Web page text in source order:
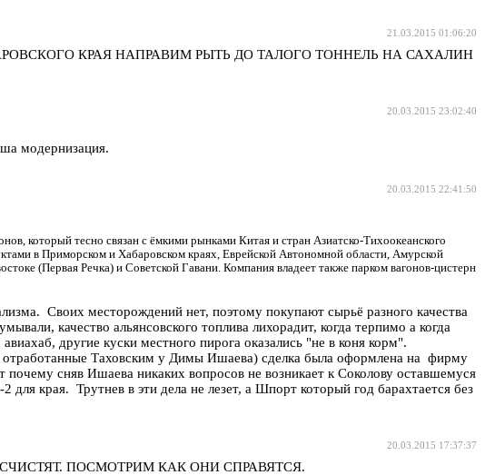
21.03.2015 01:06:20
КРАЯ НАПРАВИМ РЫТЬ ДО ТАЛОГО ТОННЕЛЬ НА САХАЛИН
20.03.2015 23:02:40
модернизация.
20.03.2015 22:41:50
который тесно связан с ёмкими рынками Китая и стран Азиатско-Тихоокеанского
в Приморском и Хабаровском краях, Еврейской Автономной области, Амурской
(Первая Речка) и Советской Гавани. Компания владеет также парком вагонов-цистерн
Своих месторождений нет, поэтому покупают сырьё разного качества
качество альянсовского топлива лихорадит, когда терпимо а когда
другие куски местного пирога оказались "не в коня корм".
отработанные Таховским у Димы Ишаева) сделка была оформлена на фирму
сняв Ишаева никаких вопросов не возникает к Соколову оставшемуся
края. Трутнев в эти дела не лезет, а Шпорт который год барахтается без
20.03.2015 17:37:37
ПОСМОТРИМ КАК ОНИ СПРАВЯТСЯ.